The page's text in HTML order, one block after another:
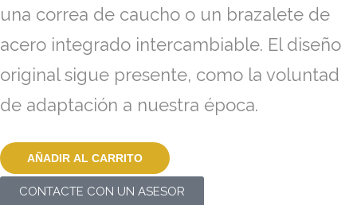
una correa de caucho o un brazalete de
acero integrado intercambiable. El diseño
original sigue presente, como la voluntad
de adaptación a nuestra época.
AÑADIR AL CARRITO
CONTACTE CON UN ASESOR